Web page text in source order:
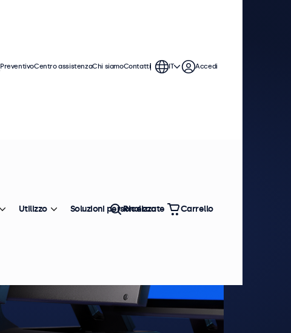
PreventivoCentro assistenzaChi siamoContatti IT Accedi
Utilizzo Soluzioni personalizzate
Ricerca Carrello